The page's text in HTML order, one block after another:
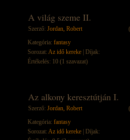
A világ szeme II.
Szerző: Jordan, Robert
Kategória: fantasy
Sorozat: Az idő kereke | Díjak:
Értékelés: 10 (1 szavazat)
Az alkony keresztútján I.
Szerző: Jordan, Robert
Kategória: fantasy
Sorozat: Az idő kereke | Díjak: